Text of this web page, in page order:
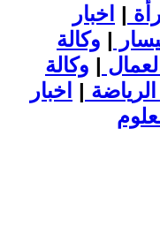
| اخبار
| وكالة
| وكالة
الرياضة | اخبار